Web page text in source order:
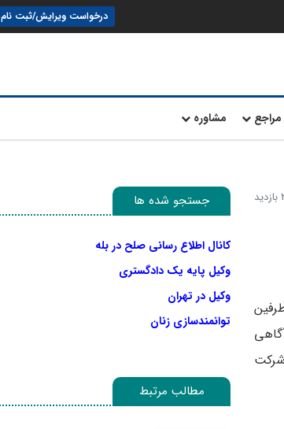
درخواست ویرایش/ثبت نام
مراجع مشاوره
طرفین
شرکت
جستجو شده ها
کانال اطلاع رسانی صلح در بله
وکیل پایه یک دادگستری
وکیل در تهران
توانمندسازی زنان
مطالب مرتبط